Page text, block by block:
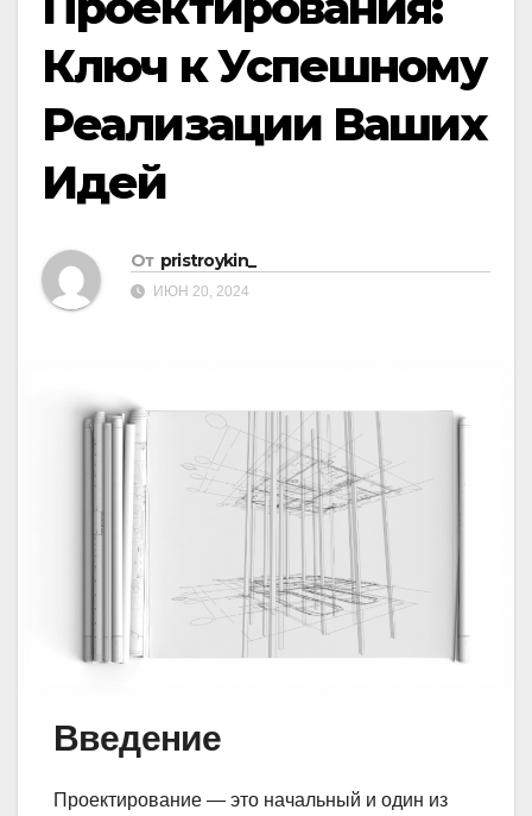
Ключ к Успешному
Реализации Ваших
Идей
От pristroykin_
ИЮН 20, 2024
Введение
Проектирование — это начальный и один из